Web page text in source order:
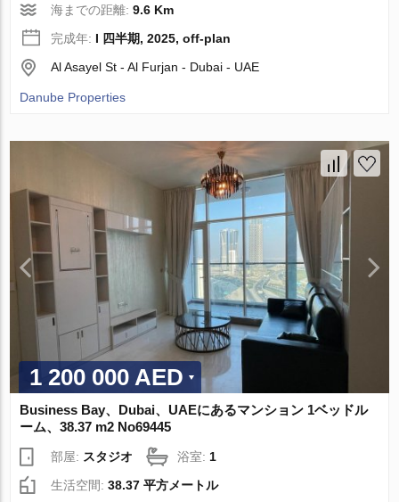
海までの距離:9.6 Km
完成年: I 四半期, 2025, off-plan
Al Asayel St - Al Furjan - Dubai - UAE
Danube Properties
1 200 000 AED
Business Bay、Dubai、UAEにあるマンション 1ベッドル
ーム、38.37 m2 No69445
部屋: スタジオ 浴室:1
生活空間:38.37 平方メートル